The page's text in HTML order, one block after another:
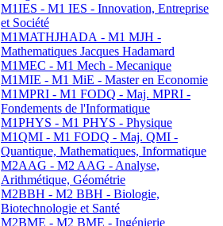
M1IES - M1 IES - Innovation, Entreprise
et Société
M1MATHJHADA - M1 MJH -
Mathematiques Jacques Hadamard
M1MEC - M1 Mech - Mecanique
M1MIE - M1 MiE - Master en Economie
M1MPRI - M1 FODQ - Maj. MPRI -
Fondements de l'Informatique
M1PHYS - M1 PHYS - Physique
M1QMI - M1 FODQ - Maj. QMI -
Quantique, Mathematiques, Informatique
M2AAG - M2 AAG - Analyse,
Arithmétique, Géométrie
M2BBH - M2 BBH - Biologie,
Biotechnologie et Santé
M2BME - M2 BME - Ingénierie